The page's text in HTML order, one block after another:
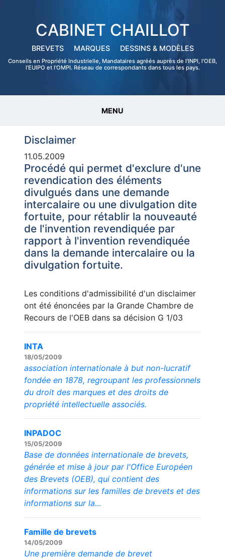
CABINET CHAILLOT
BREVETS MARQUES DESSINS & MODÈLES
Conseils en Propriété Industrielle, Mandataires agréés auprès de l'INPI, l'OEB,
l'EUIPO et l'OMPI. Réseau de correspondants dans tous les pays.
MENU
Disclaimer
11.05.2009
Procédé qui permet d'exclure d'une
revendication des éléments
divulgués dans une demande
intercalaire ou une divulgation dite
fortuite, pour rétablir la nouveauté
de l'invention revendiquée par
rapport à l'invention revendiquée
dans la demande intercalaire ou la
divulgation fortuite.
Les conditions d'admissibilité d'un disclaimer
ont été énoncées par la Grande Chambre de
Recours de l'OEB dans sa décision G 1/03
INTA
18/05/2009
association internationale à but non-lucratif
fondée en 1878, regroupant les professionnels
du droit des marques et des droits de
propriété intellectuelle associés.
INPADOC
15/05/2009
Base de données internationale de brevets,
générée et mise à jour par l'Office Européen
des Brevets (OEB), qui contient des
informations sur les familles de brevets et des
informations sur la…
Famille de brevets
14/05/2009
Une première demande de brevet